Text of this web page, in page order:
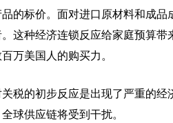
的标价。面对进口原材料和成品
这种经济连锁反应给家庭预算带
万美国人的购买力。
的初步反应是出现了严重的经
球供应链将受到干扰。